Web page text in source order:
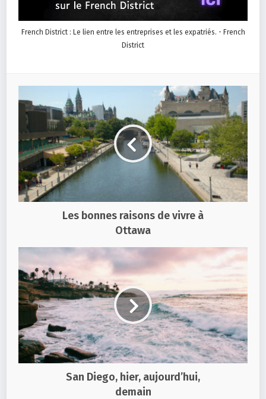
French District : Le lien entre les entreprises et les expatriés. - French
District
Les bonnes raisons de vivre à
Ottawa
San Diego, hier, aujourd’hui,
demain